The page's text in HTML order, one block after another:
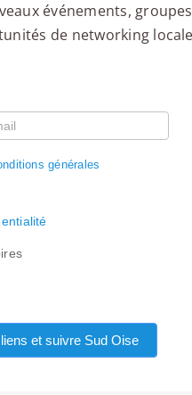
événements,
de networking
générales
et suivre Sud Oise